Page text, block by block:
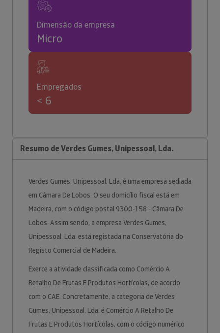
Dimensão da empresa
Micro
Empregados
< 6
Resumo de Verdes Gumes, Unipessoal, Lda.
Verdes Gumes, Unipessoal, Lda. é uma empresa sediada
em Câmara De Lobos. O seu domicílio fiscal está em
Madeira, com o código postal 9300-158 - Câmara De
Lobos. Assim sendo, a empresa Verdes Gumes,
Unipessoal, Lda. está registada na Conservatória do
Registo Comercial de Madeira.
Exerce a atividade classificada como Comércio A
Retalho De Frutas E Produtos Hortícolas, de acordo
com o CAE. Concretamente, a categoria de Verdes
Gumes, Unipessoal, Lda. é Comércio A Retalho De
Frutas E Produtos Hortícolas, com o código numérico